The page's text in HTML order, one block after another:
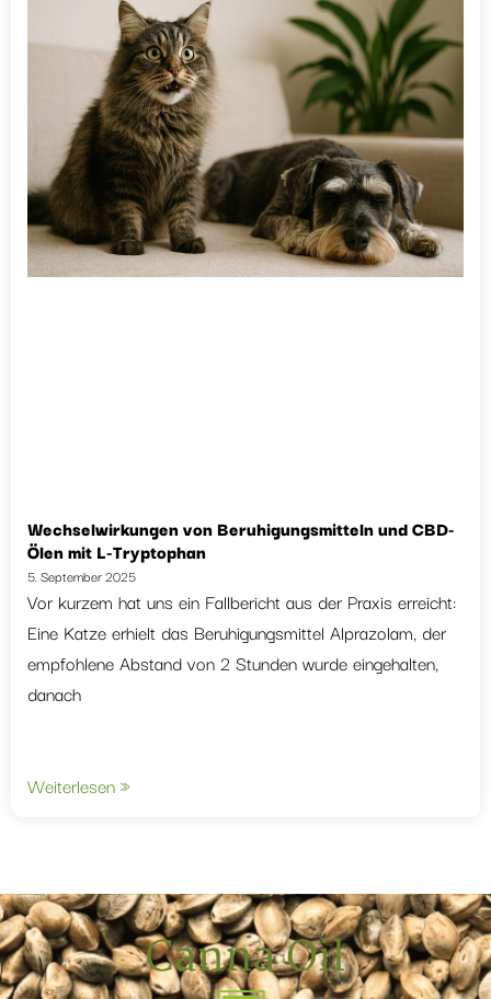
Wechselwirkungen von Beruhigungsmitteln und CBD-
Ölen mit L-Tryptophan
5. September 2025
Vor kurzem hat uns ein Fallbericht aus der Praxis erreicht:
Eine Katze erhielt das Beruhigungsmittel Alprazolam, der
empfohlene Abstand von 2 Stunden wurde eingehalten,
danach
Weiterlesen »